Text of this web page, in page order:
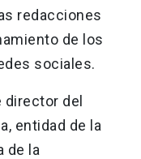
redacciones
de los
sociales.
director del
entidad de la
de la